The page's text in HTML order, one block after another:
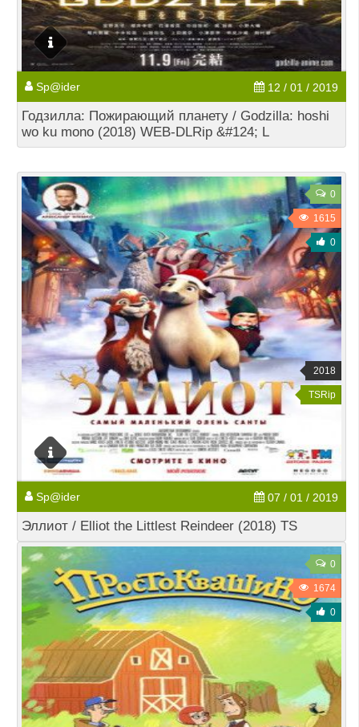
Sp@ider 12 / 01 / 2019
Годзилла: Пожирающий планету / Godzilla: hoshi
wo ku mono (2018) WEB-DLRip &#124; L
0
1615
0
2018
TSRip
Sp@ider 07 / 01 / 2019
Эллиот / Elliot the Littlest Reindeer (2018) TS
0
1674
0